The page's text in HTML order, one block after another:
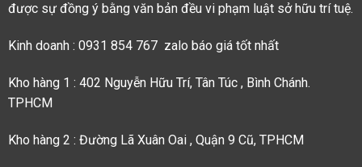
được sự đồng ý bằng văn bản đều vi phạm luật sở hữu trí tuệ.
Kinh doanh : 0931 854 767 zalo báo giá tốt nhất
Kho hàng 1 : 402 Nguyễn Hữu Trí, Tân Túc , Bình Chánh.
TPHCM
Kho hàng 2 : Đường Lã Xuân Oai , Quận 9 Cũ, TPHCM